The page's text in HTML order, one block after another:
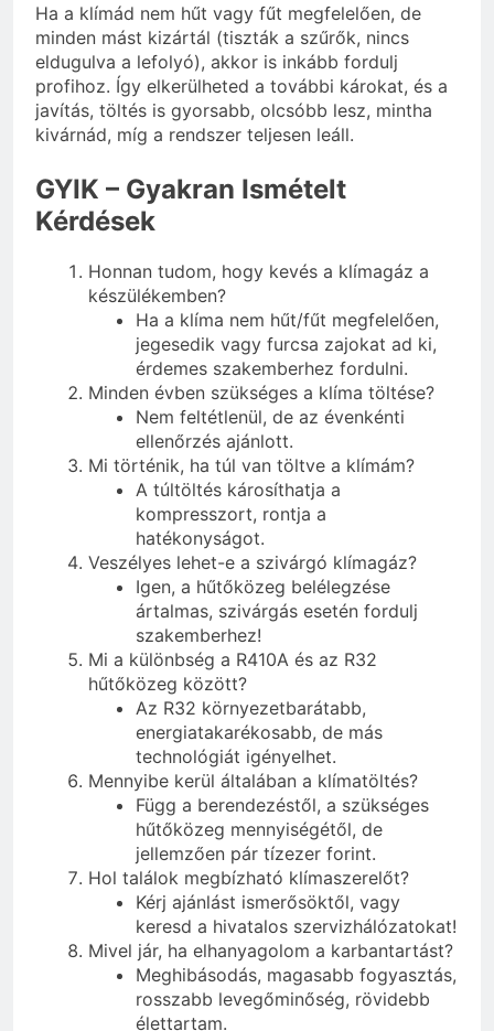
Ha a klímád nem hűt vagy fűt megfelelően, de
minden mást kizártál (tiszták a szűrők, nincs
eldugulva a lefolyó), akkor is inkább fordulj
profihoz. Így elkerülheted a további károkat, és a
javítás, töltés is gyorsabb, olcsóbb lesz, mintha
kivárnád, míg a rendszer teljesen leáll.
GYIK – Gyakran Ismételt
Kérdések
Honnan tudom, hogy kevés a klímagáz a
készülékemben?
Ha a klíma nem hűt/fűt megfelelően,
jegesedik vagy furcsa zajokat ad ki,
érdemes szakemberhez fordulni.
Minden évben szükséges a klíma töltése?
Nem feltétlenül, de az évenkénti
ellenőrzés ajánlott.
Mi történik, ha túl van töltve a klímám?
A túltöltés károsíthatja a
kompresszort, rontja a
hatékonyságot.
Veszélyes lehet-e a szivárgó klímagáz?
Igen, a hűtőközeg belélegzése
ártalmas, szivárgás esetén fordulj
szakemberhez!
Mi a különbség a R410A és az R32
hűtőközeg között?
Az R32 környezetbarátabb,
energiatakarékosabb, de más
technológiát igényelhet.
Mennyibe kerül általában a klímatöltés?
Függ a berendezéstől, a szükséges
hűtőközeg mennyiségétől, de
jellemzően pár tízezer forint.
Hol találok megbízható klímaszerelőt?
Kérj ajánlást ismerősöktől, vagy
keresd a hivatalos szervizhálózatokat!
Mivel jár, ha elhanyagolom a karbantartást?
Meghibásodás, magasabb fogyasztás,
rosszabb levegőminőség, rövidebb
élettartam.